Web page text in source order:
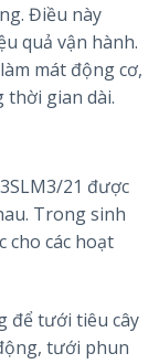
Điều này
quả vận hành.
mát động cơ,
thời gian dài.
21 được
Trong sinh
cho các hoạt
để tưới tiêu cây
tưới phun